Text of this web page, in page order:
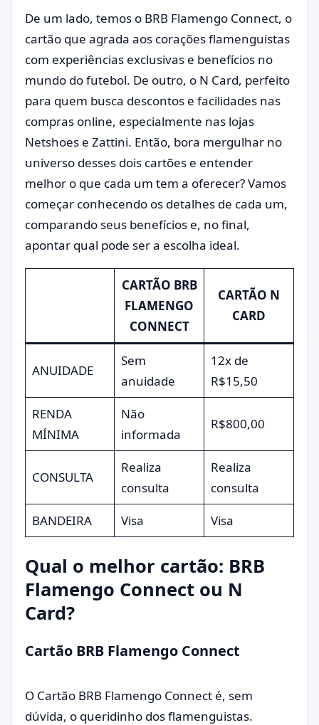
De um lado, temos o BRB Flamengo Connect, o
cartão que agrada aos corações flamenguistas
com experiências exclusivas e benefícios no
mundo do futebol. De outro, o N Card, perfeito
para quem busca descontos e facilidades nas
compras online, especialmente nas lojas
Netshoes e Zattini. Então, bora mergulhar no
universo desses dois cartões e entender
melhor o que cada um tem a oferecer? Vamos
começar conhecendo os detalhes de cada um,
comparando seus benefícios e, no final,
apontar qual pode ser a escolha ideal.
CARTÃO BRB
FLAMENGO
CONNECT
CARTÃO N
CARD
ANUIDADE
Sem
anuidade
12x de
R$15,50
RENDA
MÍNIMA
Não
informada
R$800,00
CONSULTA
Realiza
consulta
Realiza
consulta
BANDEIRA
Visa Visa
Qual o melhor cartão: BRB
Flamengo Connect ou N
Card?
Cartão BRB Flamengo Connect
O Cartão BRB Flamengo Connect é, sem
dúvida, o queridinho dos flamenguistas.